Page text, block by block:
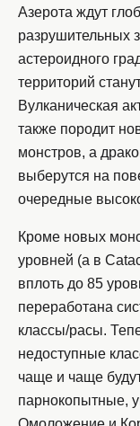
Азерота ждут
разрушительных
астероидного
территорий
Вулканическая
также породит
монстров, а
выберутся на
очередные
Кроме новых
уровней (а в
вплоть до 85
переработана
классы/расы.
недоступные
чаще и чаще
парнокопытные,